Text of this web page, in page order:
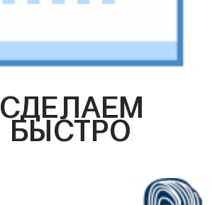
СДЕЛАЕМ
БЫСТРО